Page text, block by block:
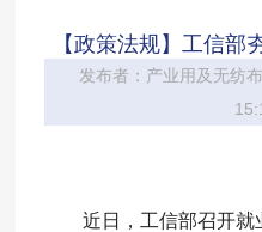
【政策法规】工信部
发布者：产业用及无纺
近日，工信部召开就